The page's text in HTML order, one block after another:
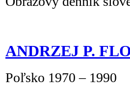
ANDRZEJ P.
Poľsko 1970 – 1990